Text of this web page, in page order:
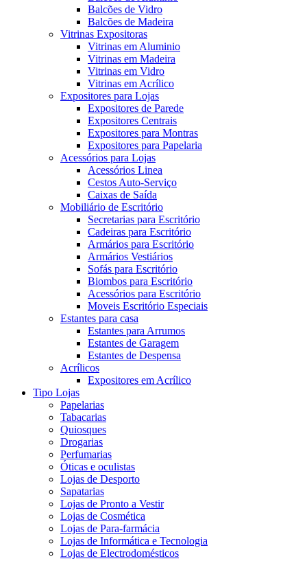
Balcões de Vidro
Balcões de Madeira
Vitrinas Expositoras
Vitrinas em Aluminio
Vitrinas em Madeira
Vitrinas em Vidro
Vitrinas em Acrílico
Expositores para Lojas
Expositores de Parede
Expositores Centrais
Expositores para Montras
Expositores para Papelaria
Acessórios para Lojas
Acessórios Linea
Cestos Auto-Serviço
Caixas de Saída
Mobiliário de Escritório
Secretarias para Escritório
Cadeiras para Escritório
Armários para Escritório
Armários Vestiários
Sofás para Escritório
Biombos para Escritório
Acessórios para Escritório
Moveis Escritório Especiais
Estantes para casa
Estantes para Arrumos
Estantes de Garagem
Estantes de Despensa
Acrílicos
Expositores em Acrílico
Tipo Lojas
Papelarias
Tabacarias
Quiosques
Drogarias
Perfumarias
Óticas e oculistas
Lojas de Desporto
Sapatarias
Lojas de Pronto a Vestir
Lojas de Cosmética
Lojas de Para-farmácia
Lojas de Informática e Tecnologia
Lojas de Electrodomésticos